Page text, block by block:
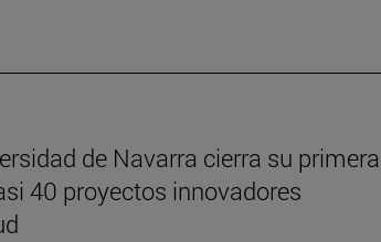
de Navarra cierra su primera
40 proyectos innovadores